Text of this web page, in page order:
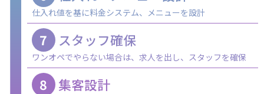
仕入れ値を基に料金システム、メニューを設計
7 スタッフ確保
ワンオペでやらない場合は、求人を出し、スタッフを確保
8 集客設計